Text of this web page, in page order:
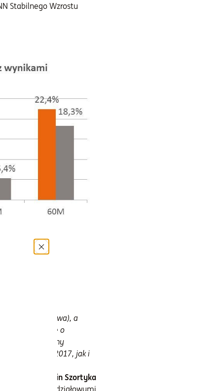
Stabilnego Wzrostu
29.09.2017
(surowce, paliwa), a
dyskusję o
Podtrzymujemy
zarówno w 2017, jak i
Marcin Szortyka